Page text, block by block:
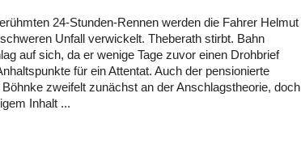
24-Stunden-Rennen werden die Fahrer Helmut
Unfall verwickelt. Theberath stirbt. Bahn
auf sich, da er wenige Tage zuvor einen Drohbrief
für ein Attentat. Auch der pensionierte
zweifelt zunächst an der Anschlagstheorie, doch
Inhalt ...